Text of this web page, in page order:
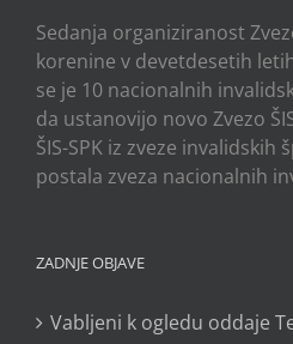
Sedanja organiziranost
korenine v devetdesetih
se je 10 nacionalnih
da ustanovijo novo Zvezo
ŠIS-SPK iz zveze
postala zveza nacionalnih
ZADNJE OBJAVE
Vabljeni k ogledu oddaje